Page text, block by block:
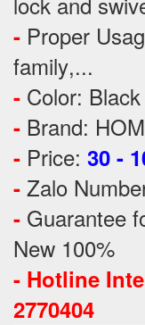
- Proper
family,...
- Color: Black
- Brand:
- Price: 30 -
- Zalo
- Guarantee
New 100%
- Hotline
2770404